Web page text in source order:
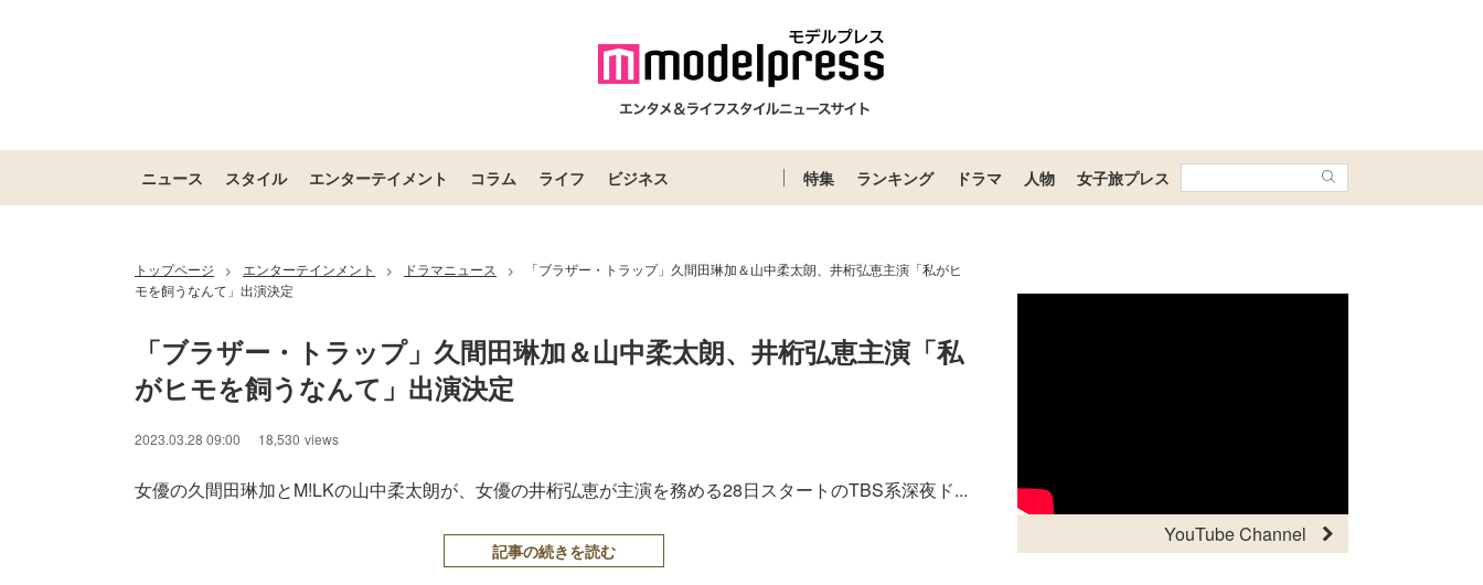
ニュース スタイル エンターテイメント コラム ライフ ビジネス 特集 ランキング ドラマ 人物 女子旅プレス
トップページ > エンターテインメント > ドラマニュース >
「ブラザー・トラップ」久間田琳加＆山中柔太朗、井桁弘恵主演「私がヒ
モを飼うなんて」出演決定
「ブラザー・トラップ」久間田琳加＆山中柔太朗、井桁弘恵主演「私
がヒモを飼うなんて」出演決定
2023.03.28 09:00 18,530 views
女優の久間田琳加とM!LKの山中柔太朗が、女優の井桁弘恵が主演を務める28日スタートのTBS系深夜ド...
記事の続きを読む
YouTube Channel